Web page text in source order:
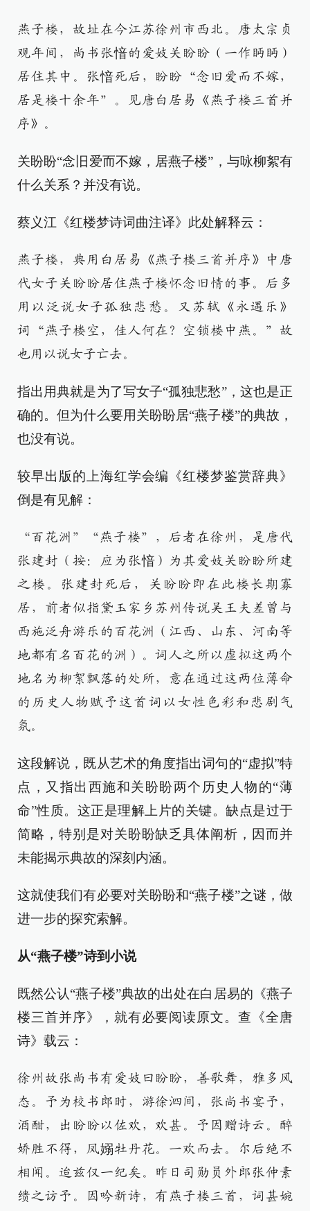
燕子楼，故址在今江苏徐州市西北。唐太宗贞
观年间，尚书张愔的爱妓关盼盼（一作眄眄）
居住其中。张愔死后，盼盼“念旧爱而不嫁，
居是楼十余年”。见唐白居易《燕子楼三首并
序》。
关盼盼“念旧爱而不嫁，居燕子楼”，与咏柳絮有
什么关系？并没有说。
蔡义江《红楼梦诗词曲注译》此处解释云：
燕子楼，典用白居易《燕子楼三首并序》中唐
代女子关盼盼居住燕子楼怀念旧情的事。后多
用以泛说女子孤独悲愁。又苏轼《永遇乐》
词“燕子楼空，佳人何在？空锁楼中燕。”故
也用以说女子亡去。
指出用典就是为了写女子“孤独悲愁”，这也是正
确的。但为什么要用关盼盼居“燕子楼”的典故，
也没有说。
较早出版的上海红学会编《红楼梦鉴赏辞典》
倒是有见解：
“百花洲”“燕子楼”，后者在徐州，是唐代
张建封（按：应为张愔）为其爱妓关盼盼所建
之楼。张建封死后，关盼盼即在此楼长期寡
居，前者似指黛玉家乡苏州传说吴王夫差曾与
西施泛舟游乐的百花洲（江西、山东、河南等
地都有名百花的洲）。词人之所以虚拟这两个
地名为柳絮飘落的处所，意在通过这两位薄命
的历史人物赋予这首词以女性色彩和悲剧气
氛。
这段解说，既从艺术的角度指出词句的“虚拟”特
点，又指出西施和关盼盼两个历史人物的“薄
命”性质。这正是理解上片的关键。缺点是过于
简略，特别是对关盼盼缺乏具体阐析，因而并
未能揭示典故的深刻内涵。
这就使我们有必要对关盼盼和“燕子楼”之谜，做
进一步的探究索解。
从“燕子楼”诗到小说
既然公认“燕子楼”典故的出处在白居易的《燕子
楼三首并序》，就有必要阅读原文。查《全唐
诗》载云：
徐州故张尚书有爱妓曰盼盼，善歌舞，雅多风
态。予为校书郎时，游徐泗间，张尚书宴予，
酒酣，出盼盼以佐欢，欢甚。予因赠诗云。醉
娇胜不得，凤嫋牡丹花。一欢而去。尔后绝不
相闻。迨兹仅一纪矣。昨日司勋员外郎张仲素
缋之访予。因吟新诗，有燕子楼三首，词甚婉